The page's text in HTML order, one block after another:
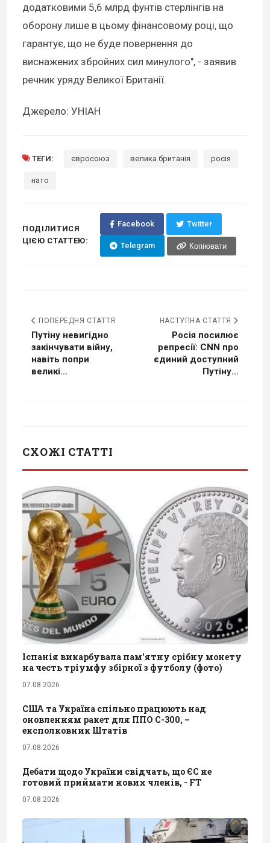
додатковими 5,6 млрд фунтів стерлінгів на
оборону лише в цьому фінансовому році, що
гарантує, що не буде повернення до
виснажених збройних сил минулого", - заявив
речник уряду Великої Британії.
Джерело: УНІАН
ТЕГИ: євросоюз велика британія росія
нато
ПОДІЛИТИСЯ
ЦІЄЮ СТАТТЕЮ:
Facebook Twitter
Telegram Копіювати
ПОПЕРЕДНЯ СТАТТЯ
Путіну невигідно
закінчувати війну,
навіть попри
великі...
НАСТУПНА СТАТТЯ
Росія посилює
репресії: CNN про
єдиний доступний
Путіну...
СХОЖІ СТАТТІ
Іспанія викарбувала пам'ятну срібну монету
на честь тріумфу збірної з футболу (фото)
07.08.2026
США та Україна спільно працюють над
оновленням ракет для ППО С-300, –
експолковник Штатів
07.08.2026
Дебати щодо України свідчать, що ЄС не
готовий приймати нових членів, - FT
07.08.2026